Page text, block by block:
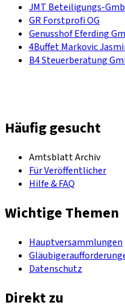
JMT Beteiligungs-
GR Forstprofi OG
Genusshof Eferding
4Buffet Markovic
B4 Steuerberatung
Häufig gesucht
Amtsblatt Archiv
Für Veröffentlicher
Hilfe & FAQ
Wichtige Themen
Hauptversammlungen
Datenschutz
Direkt zu